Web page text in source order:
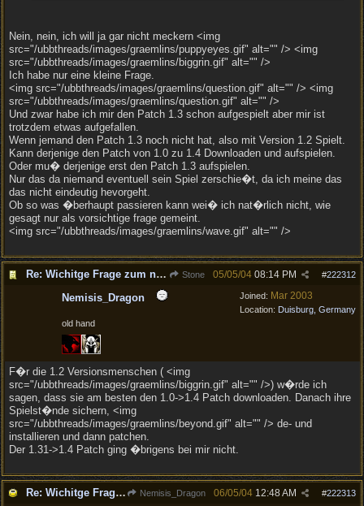
Nein, nein, ich will ja gar nicht meckern <img
src="/ubbthreads/images/graemlins/puppyeyes.gif" alt="" /> <img
src="/ubbthreads/images/graemlins/biggrin.gif" alt="" />
Ich habe nur eine kleine Frage.
<img src="/ubbthreads/images/graemlins/question.gif" alt="" /> <img
src="/ubbthreads/images/graemlins/question.gif" alt="" />
Und zwar habe ich mir den Patch 1.3 schon aufgespielt aber mir ist
trotzdem etwas aufgefallen.
Wenn jemand den Patch 1.3 noch nicht hat, also mit Version 1.2 Spielt.
Kann derjenige den Patch von 1.0 zu 1.4 Downloaden und aufspielen.
Oder mu� derjenige erst den Patch 1.3 aufspielen.
Nur das da niemand eventuell sein Spiel zerschie�t, da ich meine das
das nicht eindeutig hevorgeht.
Ob so was �berhaupt passieren kann wei� ich nat�rlich nicht, wie
gesagt nur als vorsichtige frage gemeint.
<img src="/ubbthreads/images/graemlins/wave.gif" alt="" />
Re: Wichitge Frage zum neuen Patch (eventuel :) ) Stone #222312
05/05/04 08:14 PM
Joined: Mar 2003
Location: Duisburg, Germany
Nemisis_Dragon
old hand
F�r die 1.2 Versionsmenschen ( <img
src="/ubbthreads/images/graemlins/biggrin.gif" alt="" />) w�rde ich
sagen, dass sie am besten den 1.0->1.4 Patch downloaden. Danach ihre
Spielst�nde sichern, <img
src="/ubbthreads/images/graemlins/beyond.gif" alt="" /> de- und
installieren und dann patchen.
Der 1.31->1.4 Patch ging �brigens bei mir nicht.
Re: Wichitge Frage zum neuen Patch (eventuel :) ) Nemisis_Dragon #222313
06/05/04 12:48 AM